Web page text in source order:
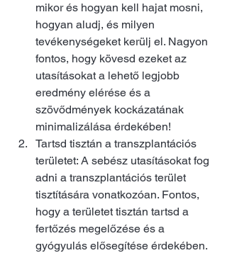
mikor és hogyan kell hajat mosni,
hogyan aludj, és milyen
tevékenységeket kerülj el. Nagyon
fontos, hogy kövesd ezeket az
utasításokat a lehető legjobb
eredmény elérése és a
szövődmények kockázatának
minimalizálása érdekében!
Tartsd tisztán a transzplantációs
területet: A sebész utasításokat fog
adni a transzplantációs terület
tisztítására vonatkozóan. Fontos,
hogy a területet tisztán tartsd a
fertőzés megelőzése és a
gyógyulás elősegítése érdekében.